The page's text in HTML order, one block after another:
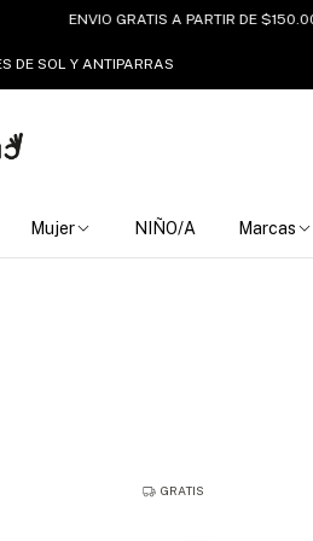
ENVIO GRATIS A PARTIR DE $150.000 -
DE SOL Y ANTIPARRAS
Mujer NIÑO/A Marcas
GRATIS